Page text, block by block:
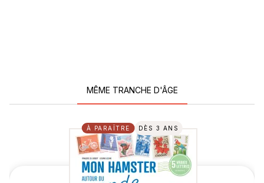
MÊME TRANCHE D'ÂGE
À PARAÎTRE DÈS 3 ANS